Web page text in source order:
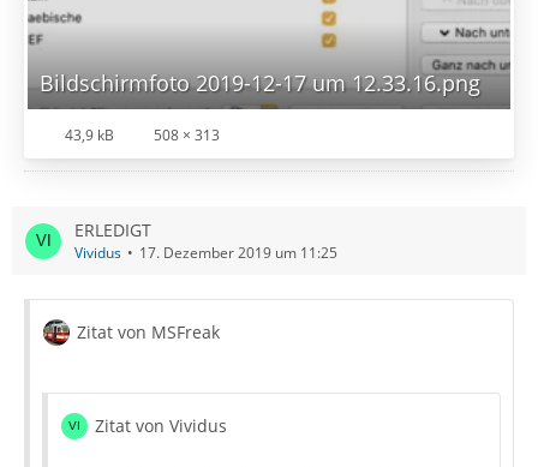
Bildschirmfoto 2019-12-17 um 12.33.16.png
43,9 kB 508 × 313
ERLEDIGT
Vividus 17. Dezember 2019 um 11:25
Zitat von MSFreak
Zitat von Vividus